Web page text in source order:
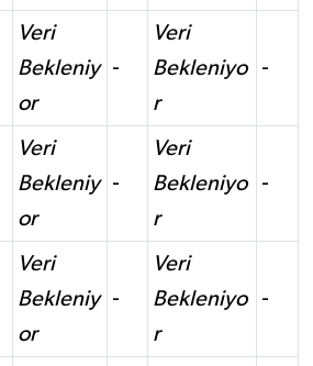
Veri
Bekleniy
or
-
Veri
Bekleniyo
r
-
Veri
Bekleniy
or
-
Veri
Bekleniyo
r
-
Veri
Bekleniy
or
-
Veri
Bekleniyo
r
-